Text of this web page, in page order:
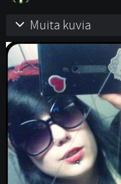
Muita kuvia